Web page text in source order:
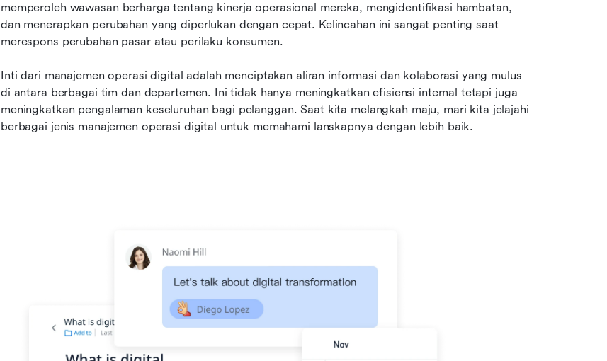
memperoleh wawasan berharga tentang kinerja operasional mereka, mengidentifikasi hambatan,
dan menerapkan perubahan yang diperlukan dengan cepat. Kelincahan ini sangat penting saat
merespons perubahan pasar atau perilaku konsumen.
Inti dari manajemen operasi digital adalah menciptakan aliran informasi dan kolaborasi yang mulus
di antara berbagai tim dan departemen. Ini tidak hanya meningkatkan efisiensi internal tetapi juga
meningkatkan pengalaman keseluruhan bagi pelanggan. Saat kita melangkah maju, mari kita jelajahi
berbagai jenis manajemen operasi digital untuk memahami lanskapnya dengan lebih baik.